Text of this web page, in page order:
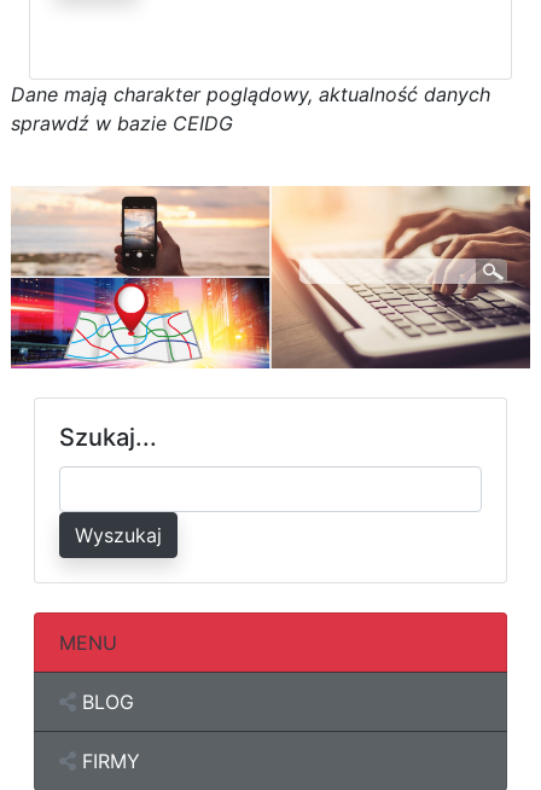
Dane mają charakter poglądowy, aktualność danych
sprawdź w bazie CEIDG
Szukaj...
Wyszukaj
MENU
BLOG
FIRMY